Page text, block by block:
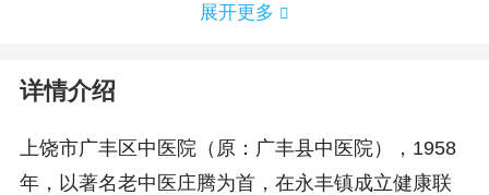
展开更多
详情介绍
上饶市广丰区中医院（原：广丰县中医院），1958
年，以著名老中医庄腾为首，在永丰镇成立健康联